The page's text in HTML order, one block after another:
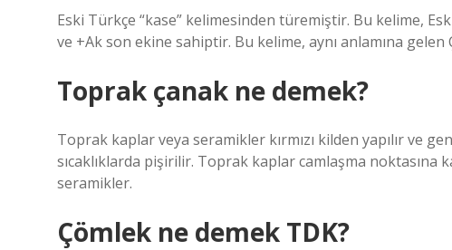
Eski Türkçe “kase” kelimesinden türemiştir. Bu kelime,
ve +Ak son ekine sahiptir. Bu kelime, aynı anlamına gelen
Toprak çanak ne demek?
Toprak kaplar veya seramikler kırmızı kilden yapılır ve
sıcaklıklarda pişirilir. Toprak kaplar camlaşma noktasına
seramikler.
Çömlek ne demek TDK?